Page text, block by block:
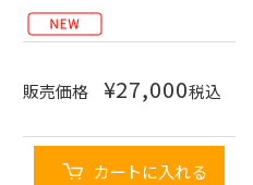
販売価格 ¥27,000税込
カートに入れる